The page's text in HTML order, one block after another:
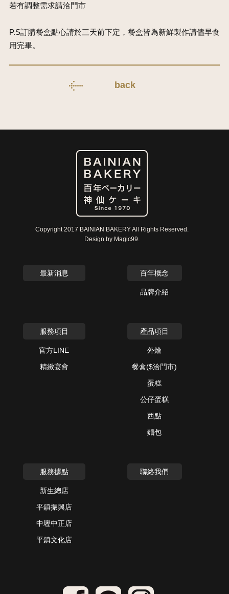
若有調整需求請洽門市
P.S訂購餐盒點心請於三天前下定，餐盒皆為新鮮製作請儘早食
用完畢。
back
Copyright 2017 BAINIAN BAKERY All Rights Reserved.
Design by Magic99.
最新消息 百年概念
品牌介紹
服務項目
官方LINE
精緻宴會
產品項目
外燴
餐盒($洽門市)
蛋糕
公仔蛋糕
西點
麵包
服務據點
新生總店
平鎮振興店
中壢中正店
平鎮文化店
聯絡我們